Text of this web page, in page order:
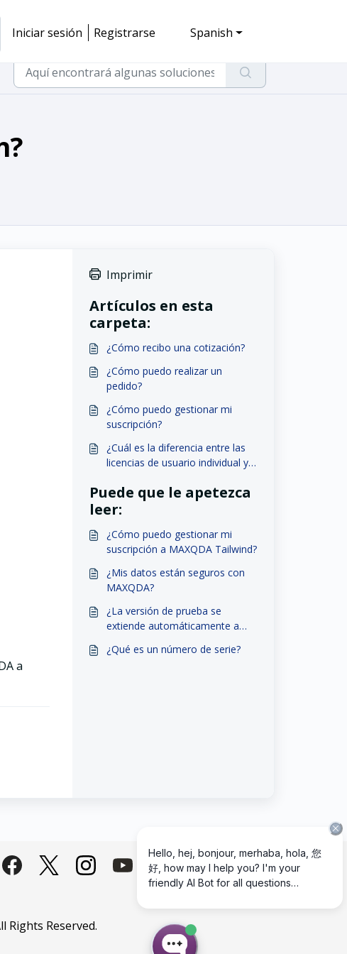
Iniciar sesión Registrarse Spanish
a
Imprimir
Artículos en esta
carpeta:
¿Cómo recibo una cotización?
¿Cómo puedo realizar un
pedido?
¿Cómo puedo gestionar mi
suscripción?
¿Cuál es la diferencia entre las
licencias de usuario individual y
Puede que le apetezca
leer:
¿Cómo puedo gestionar mi
suscripción a MAXQDA Tailwind?
¿Mis datos están seguros con
MAXQDA?
¿La versión de prueba se
extiende automáticamente a
¿Qué es un número de serie?
Rights Reserved.